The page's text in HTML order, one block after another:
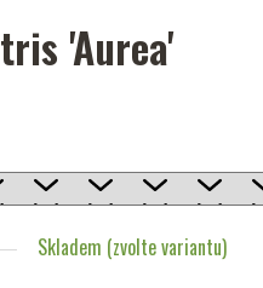
'Aurea'
Skladem (zvolte variantu)